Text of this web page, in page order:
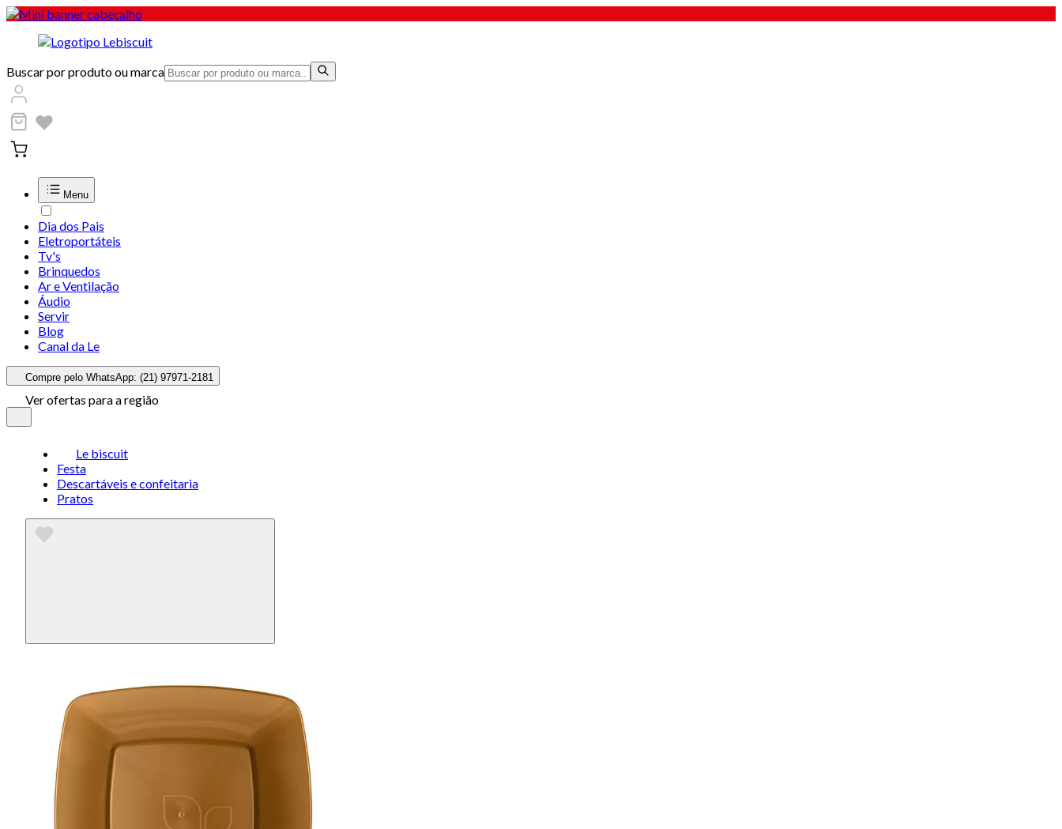
Buscar por produto ou marca
Menu
Dia dos Pais
Eletroportáteis
Tv's
Brinquedos
Ar e Ventilação
Áudio
Servir
Blog
Canal da Le
Compre pelo WhatsApp: (21) 97971-2181
Ver ofertas para a região
Le biscuit
Festa
Descartáveis e confeitaria
Pratos